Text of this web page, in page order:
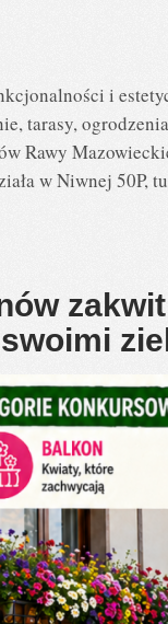
i
tarasy,
Rawy
w Niwnej 50P,